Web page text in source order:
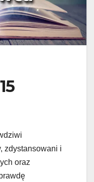
zdystansowani i
oraz